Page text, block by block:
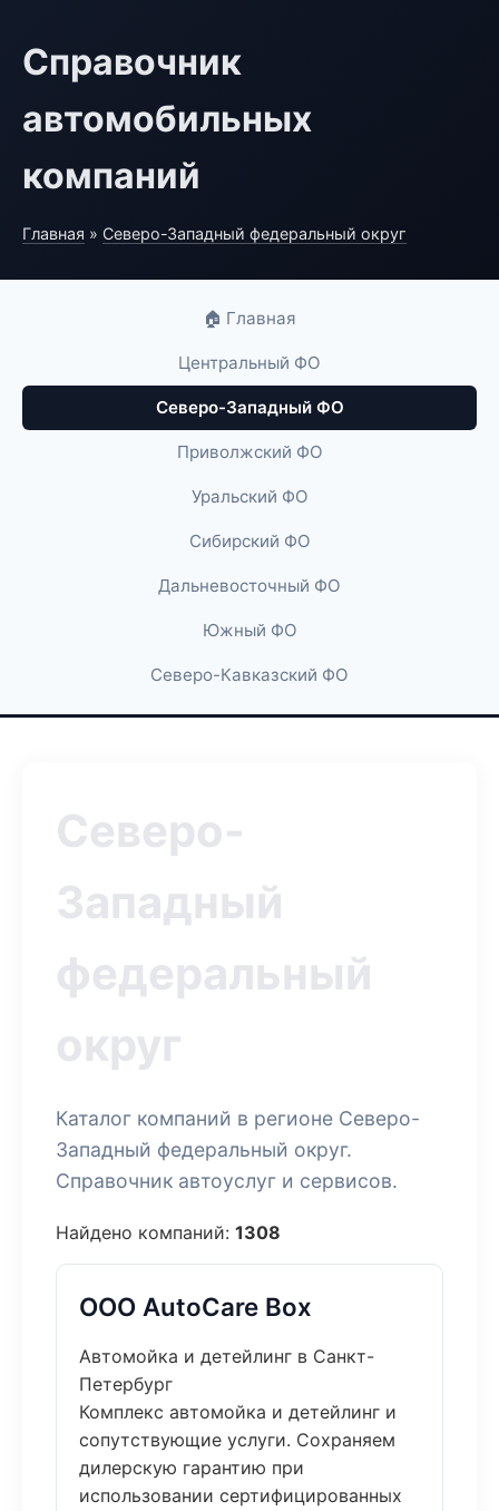
Справочник
автомобильных
компаний
Главная » Северо-Западный федеральный округ
🏠 Главная
Центральный ФО
Северо-Западный ФО
Приволжский ФО
Уральский ФО
Сибирский ФО
Дальневосточный ФО
Южный ФО
Северо-Кавказский ФО
Северо-
Западный
федеральный
округ
Каталог компаний в регионе Северо-
Западный федеральный округ.
Справочник автоуслуг и сервисов.
Найдено компаний: 1308
ООО AutoCare Box
Автомойка и детейлинг в Санкт-
Петербург
Комплекс автомойка и детейлинг и
сопутствующие услуги. Сохраняем
дилерскую гарантию при
использовании сертифицированных